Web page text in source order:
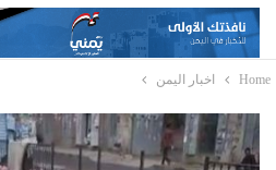
Home اخبار اليمن